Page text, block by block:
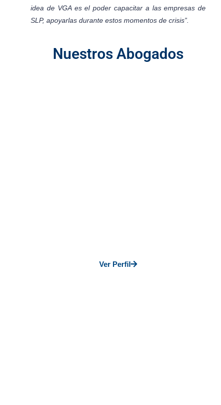
idea de VGA es el poder capacitar a las empresas de
SLP, apoyarlas durante estos momentos de crisis”.
Nuestros Abogados
Ver Perfil